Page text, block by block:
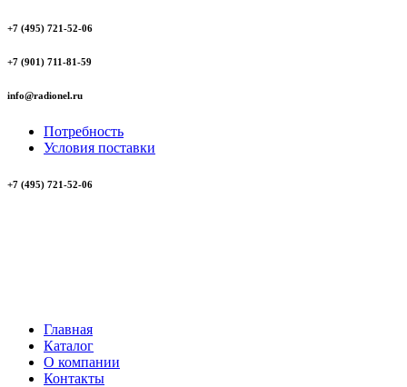
+7 (495) 721-52-06
+7 (901) 711-81-59
info@radionel.ru
Потребность
Условия поставки
+7 (495) 721-52-06
Главная
Каталог
О компании
Контакты